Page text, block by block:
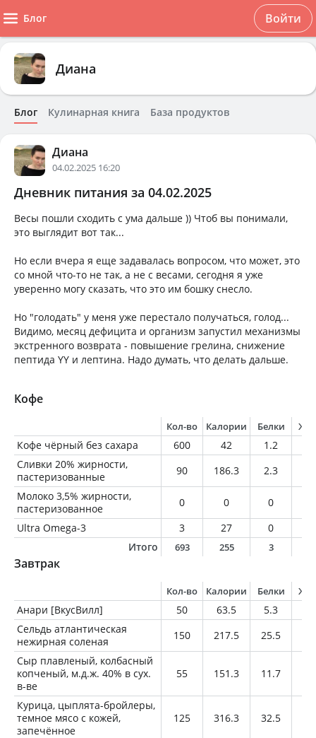
Блог Войти
Диана
Блог Кулинарная книга База продуктов
Диана
04.02.2025 16:20
Дневник питания за 04.02.2025
Весы пошли сходить с ума дальше )) Чтоб вы понимали,
это выглядит вот так...
Но если вчера я еще задавалась вопросом, что может, это
со мной что-то не так, а не с весами, сегодня я уже
уверенно могу сказать, что это им бошку снесло.
Но "голодать" у меня уже перестало получаться, голод...
Видимо, месяц дефицита и организм запустил механизмы
экстренного возврата - повышение грелина, снижение
пептида YY и лептина. Надо думать, что делать дальше.
Кофе
Кол-во Калории Белки
Кофе чёрный без сахара 600 42 1.2
Сливки 20% жирности,
пастеризованные
90 186.3 2.3
Молоко 3,5% жирности,
пастеризованное
0 0 0
Ultra Omega-3
3 27 0
Итого
693 255 3
Завтрак
Кол-во Калории Белки
Анари [ВкусВилл] 50 63.5 5.3
Сельдь атлантическая
нежирная соленая
150 217.5 25.5
Сыр плавленый, колбасный
копченый, м.д.ж. 40% в сух.
в-ве
55 151.3 11.7
Курица, цыплята-бройлеры,
темное мясо с кожей,
запечённое
125 316.3 32.5